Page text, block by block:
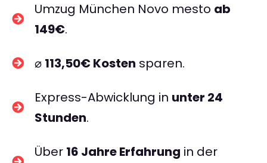
Umzug München Novo mesto ab
149€.
⌀ 113,50€ Kosten sparen.
Express-Abwicklung in unter 24
Stunden.
Über 16 Jahre Erfahrung in der